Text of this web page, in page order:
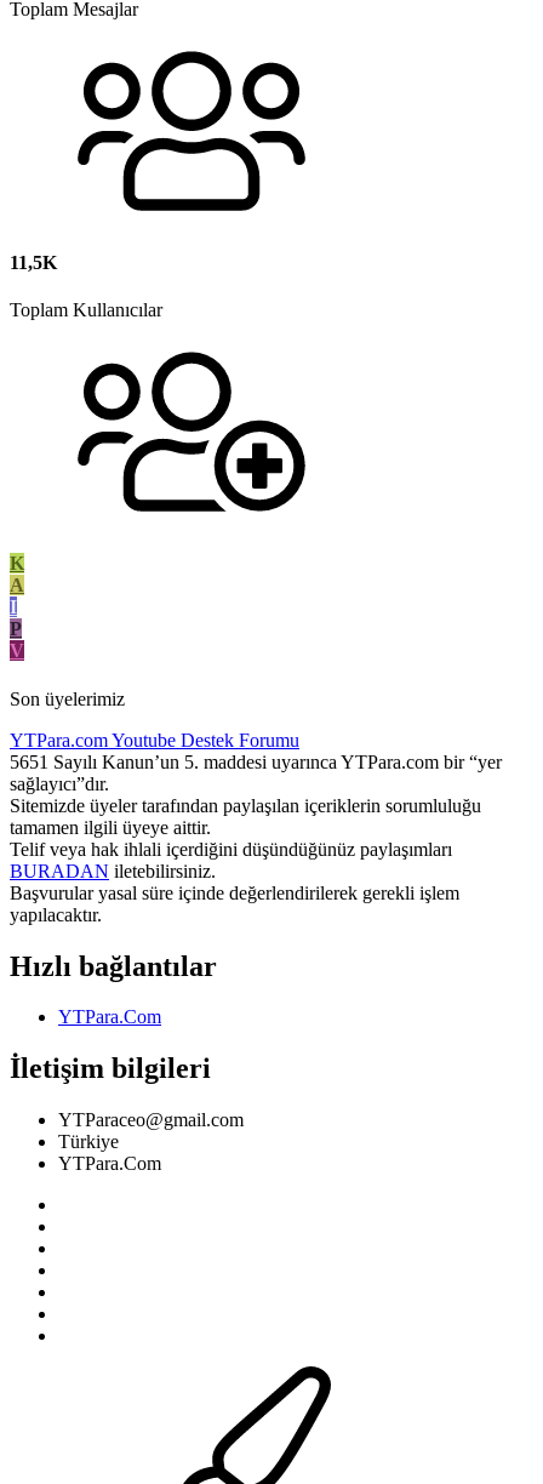
Toplam Mesajlar
11,5K
Toplam Kullanıcılar
K
A
I
P
V
Son üyelerimiz
YTPara.comYoutube Destek Forumu
5651 Sayılı Kanun’un 5. maddesi uyarınca YTPara.com bir “yer
sağlayıcı”dır.
Sitemizde üyeler tarafından paylaşılan içeriklerin sorumluluğu
tamamen ilgili üyeye aittir.
Telif veya hak ihlali içerdiğini düşündüğünüz paylaşımları
BURADAN iletebilirsiniz.
Başvurular yasal süre içinde değerlendirilerek gerekli işlem
yapılacaktır.
Hızlı bağlantılar
YTPara.Com
İletişim bilgileri
YTParaceo@gmail.com
Türkiye
YTPara.Com